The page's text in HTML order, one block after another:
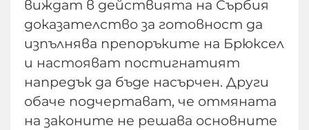
виждат в действията на Сърбия
доказателство за готовност да
изпълнява препоръките на Брюксел
и настояват постигнатият
напредък да бъде насърчен. Други
обаче подчертават, че отмяната
на законите не решава основните